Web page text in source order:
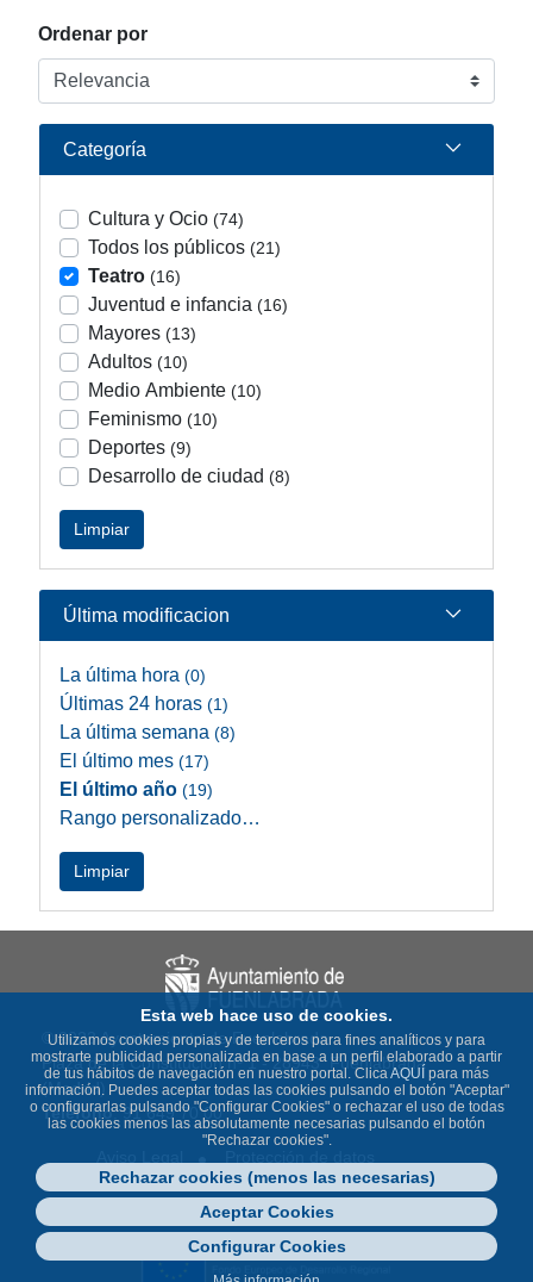
Ordenar por
Categoría
Cultura y Ocio (74)
Todos los públicos (21)
Teatro (16)
Juventud e infancia (16)
Mayores (13)
Adultos (10)
Medio Ambiente (10)
Feminismo (10)
Deportes (9)
Desarrollo de ciudad (8)
Limpiar
Última modificacion
La última hora (0)
Últimas 24 horas (1)
La última semana (8)
El último mes (17)
El último año (19)
Rango personalizado…
Limpiar
© 2023 Ayuntamiento de Fuenlabrada
Plaza de la Constitución nº 1 - 28943 Fuenlabrada
(Madrid)
Teléfono: 91 649 70 00
Política de Cookies
Accesibilidad
Mapa Web
Esta web hace uso de cookies.
Utilizamos cookies propias y de terceros para fines analíticos y para
mostrarte publicidad personalizada en base a un perfil elaborado a partir
de tus hábitos de navegación en nuestro portal. ClicaAQUÍ para más
información. Puedes aceptar todas las cookies pulsando el botón "Aceptar"
o configurarlas pulsando "Configurar Cookies" o rechazar el uso de todas
las cookies menos las absolutamente necesarias pulsando el botón
"Rechazar cookies".
Rechazar cookies (menos las necesarias)
Aceptar Cookies
Configurar Cookies